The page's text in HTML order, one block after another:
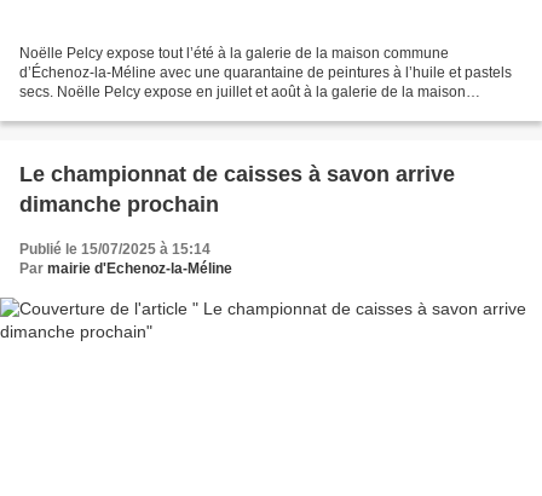
Noëlle Pelcy expose tout l’été à la galerie de la maison commune
d’Échenoz-la-Méline avec une quarantaine de peintures à l’huile et pastels
secs. Noëlle Pelcy expose en juillet et août à la galerie de la maison
Le championnat de caisses à savon arrive
dimanche prochain
Publié le 15/07/2025 à 15:14
Par mairie d'Echenoz-la-Méline